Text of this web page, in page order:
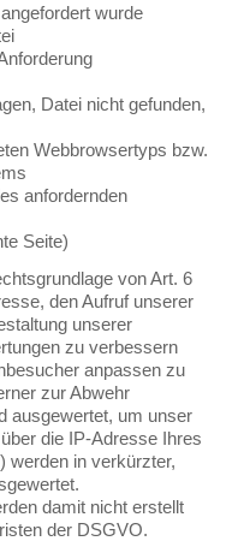
wurde
Datei nicht gefunden,
Webbrowsertyps bzw.
anfordernden
Seite)
von Art. 6
den Aufruf unserer
unserer
zu verbessern
anpassen zu
zur Abwehr
ausgewertet, um unser
die IP-Adresse Ihres
werden in verkürzter,
damit nicht erstellt
der DSGVO.